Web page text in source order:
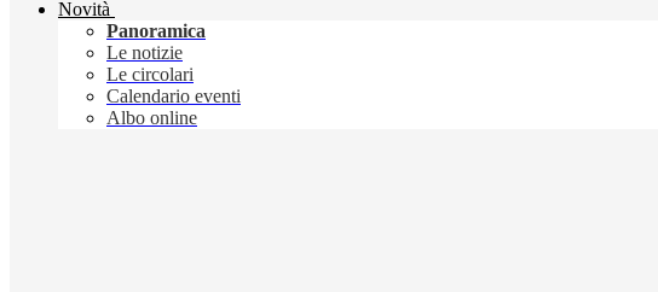
Novità
Panoramica
Le notizie
Le circolari
Calendario eventi
Albo online